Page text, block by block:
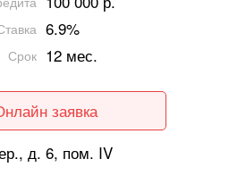
6.9%
Срок 12 мес.
заявка
д. 6, пом. IV